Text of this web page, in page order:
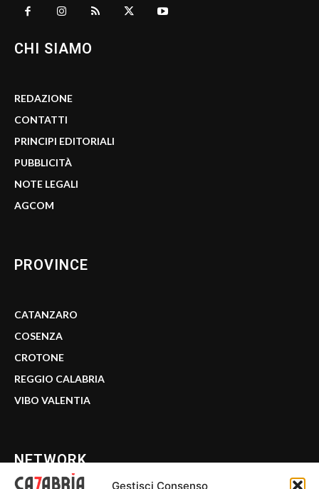
Gestisci Consenso
CHI SIAMO
REDAZIONE
CONTATTI
PRINCIPI EDITORIALI
PUBBLICITÀ
NOTE LEGALI
AGCOM
PROVINCE
CATANZARO
COSENZA
CROTONE
REGGIO CALABRIA
VIBO VALENTIA
NETWORK